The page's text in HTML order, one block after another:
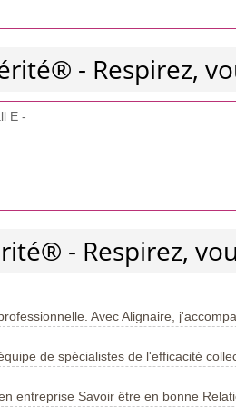
- Respirez,
E -
- Respirez,
Avec Alignaire,
de spécialistes de l'efficacité
entreprise Savoir être en bonne